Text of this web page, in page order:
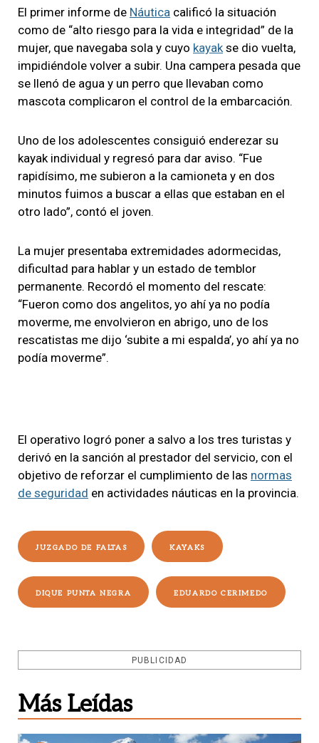
El primer informe de Náutica calificó la situación
como de “alto riesgo para la vida e integridad” de la
mujer, que navegaba sola y cuyo kayak se dio vuelta,
impidiéndole volver a subir. Una campera pesada que
se llenó de agua y un perro que llevaban como
mascota complicaron el control de la embarcación.
Uno de los adolescentes consiguió enderezar su
kayak individual y regresó para dar aviso. “Fue
rapidísimo, me subieron a la camioneta y en dos
minutos fuimos a buscar a ellas que estaban en el
otro lado”, contó el joven.
La mujer presentaba extremidades adormecidas,
dificultad para hablar y un estado de temblor
permanente. Recordó el momento del rescate:
“Fueron como dos angelitos, yo ahí ya no podía
moverme, me envolvieron en abrigo, uno de los
rescatistas me dijo ‘subite a mi espalda’, yo ahí ya no
podía moverme”.
El operativo logró poner a salvo a los tres turistas y
derivó en la sanción al prestador del servicio, con el
objetivo de reforzar el cumplimiento de las normas
de seguridad en actividades náuticas en la provincia.
JUZGADO DE FALTAS KAYAKS
DIQUE PUNTA NEGRA EDUARDO CERIMEDO
PUBLICIDAD
Más Leídas